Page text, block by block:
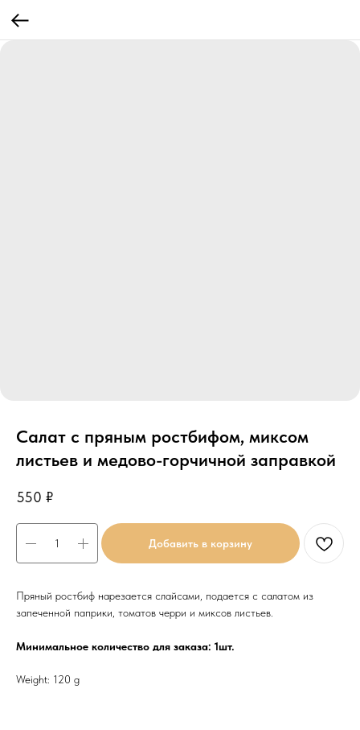
Салат с пряным ростбифом, миксом
листьев и медово-горчичной заправкой
550 ₽
Добавить в корзину
Пряный ростбиф нарезается слайсами, подается с салатом из
запеченной паприки, томатов черри и миксов листьев.
Минимальное количество для заказа: 1шт.
Weight: 120 g